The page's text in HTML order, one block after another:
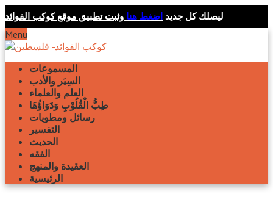
ليصلك كل جديد اضغط هنا وثبت تطبيق موقع كوكب الفوائد
Menu
المسموعات
السِيَر والأدب
العلم والعلماء
طِبُّ الْقُلُوْبِ وَدَوَاؤُهَا
رسائل ومطويات
التفسير
الحديث
الفقه
العقيدة والمنهج
الرئيسية